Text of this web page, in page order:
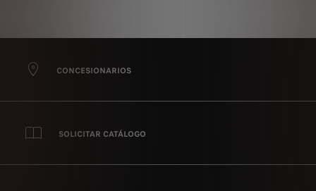
CONCESIONARIOS
SOLICITAR CATÁLOGO